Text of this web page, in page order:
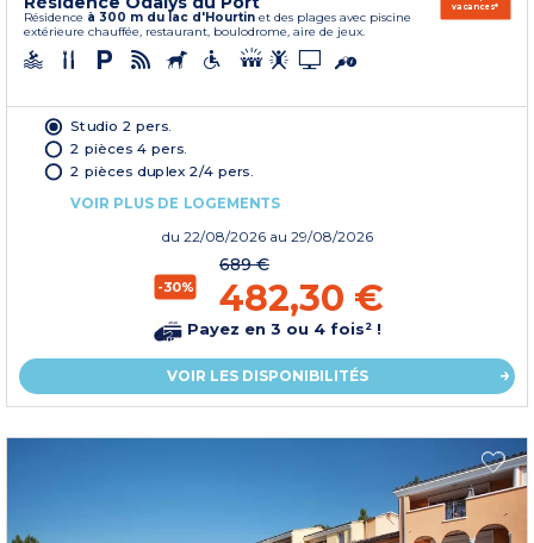
Résidence à 300 m du lac d'Hourtin et des plages avec piscine
extérieure chauffée, restaurant, boulodrome, aire de jeux.
vacances*
Studio 2 pers.
2 pièces 4 pers.
2 pièces duplex 2/4 pers.
VOIR PLUS DE LOGEMENTS
du 22/08/2026 au 29/08/2026
-30%
689 €
482,30 €
Payez en 3 ou 4 fois² !
VOIR LES DISPONIBILITÉS